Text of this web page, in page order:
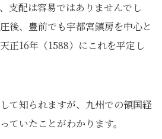
支配は容易ではありませんでし
後、豊前でも宇都宮鎮房を中心と
正16年（1588）にこれを平定し
て知られますが、九州での領国経
ていたことがわかります。